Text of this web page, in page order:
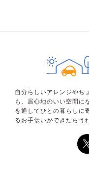
自分らしいアレンジやち
も、居心地のいい空間に
を通してひとの暮らしに
るお手伝いができたらう